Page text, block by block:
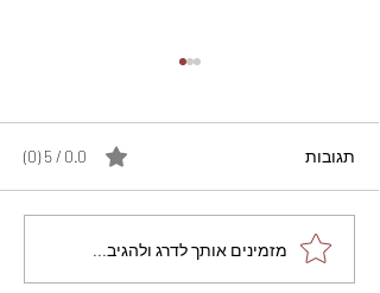
מתכון מנצח עוגת מייפל
שוקולד בחושה וקלה - זיוה
תגובות 0.0 / 5 ‏(0)
מזמינים אותך לדרג ולהגיב...